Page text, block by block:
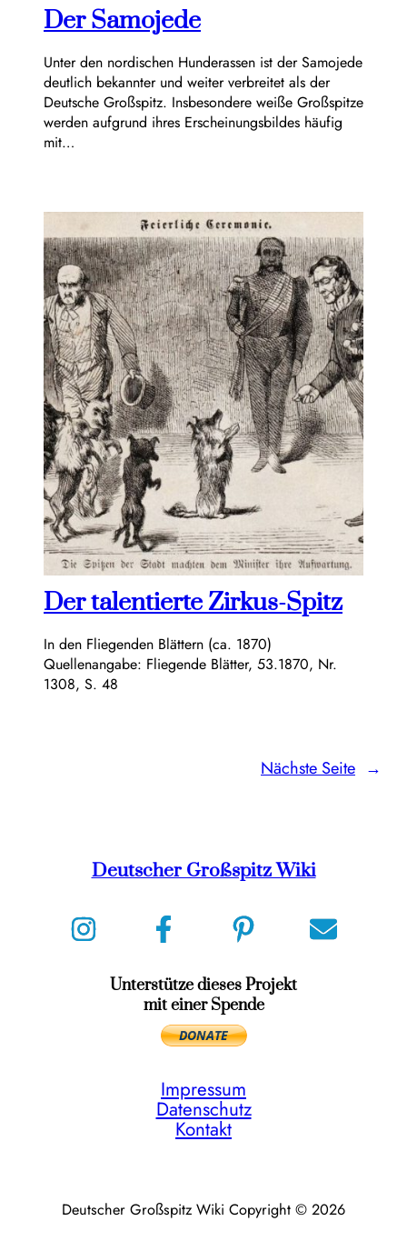
Der Samojede
Unter den nordischen Hunderassen ist der Samojede
deutlich bekannter und weiter verbreitet als der
Deutsche Großspitz. Insbesondere weiße Großspitze
werden aufgrund ihres Erscheinungsbildes häufig
mit…
Der talentierte Zirkus-Spitz
In den Fliegenden Blättern (ca. 1870)
Quellenangabe: Fliegende Blätter, 53.1870, Nr.
1308, S. 48
Nächste Seite →
Deutscher Großspitz Wiki
Unterstütze dieses Projekt
mit einer Spende
Impressum
Datenschutz
Kontakt
Deutscher Großspitz Wiki Copyright © 2026